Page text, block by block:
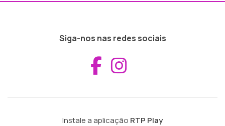
Siga-nos nas redes sociais
Aceder ao
Instale a aplicação RTP Play